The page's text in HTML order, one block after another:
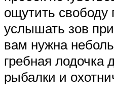
ощутить свободу
услышать зов
вам нужна
гребная лодочка
рыбалки и